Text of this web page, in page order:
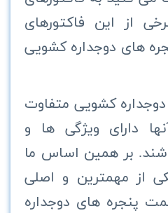
از این فاکتورهای
های دوجداره کشویی
کشویی متفاوت
دارای ویژگی ها و
بر همین اساس ما
از مهمترین و اصلی
پنجره های دوجداره